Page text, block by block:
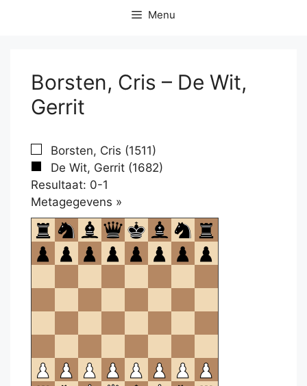
Menu
Borsten, Cris – De Wit,
Gerrit
Borsten, Cris (1511)
De Wit, Gerrit (1682)
Resultaat: 0-1
Metagegevens »
om
te
openen.